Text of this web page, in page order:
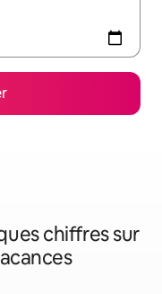
chiffres sur